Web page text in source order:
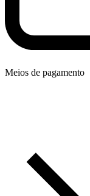
Meios de pagamento